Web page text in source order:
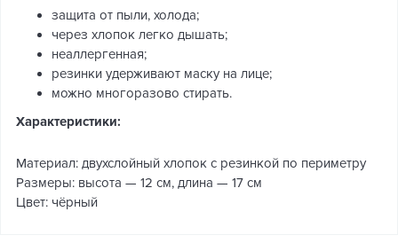
защита от пыли, холода;
через хлопок легко дышать;
неаллергенная;
резинки удерживают маску на лице;
можно многоразово стирать.
Характеристики:
Материал: двухслойный хлопок с резинкой по периметру
Размеры: высота — 12 см, длина — 17 см
Цвет: чёрный